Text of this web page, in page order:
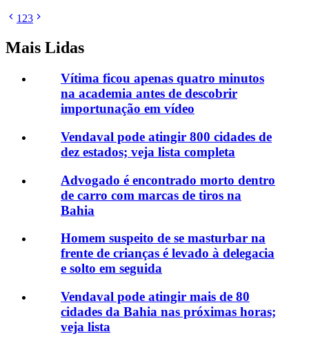
1 23
Mais Lidas
Vítima ficou apenas quatro minutos
na academia antes de descobrir
importunação em vídeo
Vendaval pode atingir 800 cidades de
dez estados; veja lista completa
Advogado é encontrado morto dentro
de carro com marcas de tiros na
Bahia
Homem suspeito de se masturbar na
frente de crianças é levado à delegacia
e solto em seguida
Vendaval pode atingir mais de 80
cidades da Bahia nas próximas horas;
veja lista